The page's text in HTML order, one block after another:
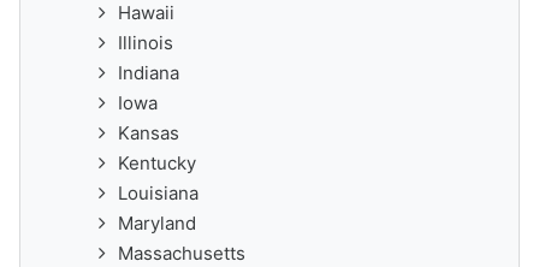
Hawaii
Illinois
Indiana
Iowa
Kansas
Kentucky
Louisiana
Maryland
Massachusetts